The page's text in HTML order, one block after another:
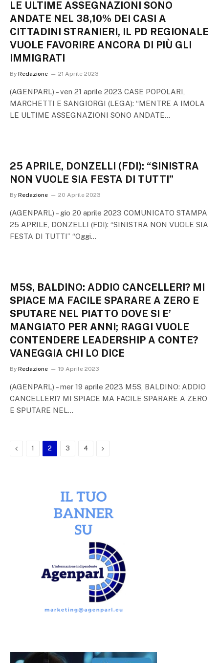
LE ULTIME ASSEGNAZIONI SONO
ANDATE NEL 38,10% DEI CASI A
CITTADINI STRANIERI, IL PD REGIONALE
VUOLE FAVORIRE ANCORA DI PIÙ GLI
IMMIGRATI
By Redazione 21 Aprile 2023
(AGENPARL) – ven 21 aprile 2023 CASE POPOLARI,
MARCHETTI E SANGIORGI (LEGA): “MENTRE A IMOLA
LE ULTIME ASSEGNAZIONI SONO ANDATE…
25 APRILE, DONZELLI (FDI): “SINISTRA
NON VUOLE SIA FESTA DI TUTTI”
By Redazione 20 Aprile 2023
(AGENPARL) – gio 20 aprile 2023 COMUNICATO STAMPA
25 APRILE, DONZELLI (FDI): “SINISTRA NON VUOLE SIA
FESTA DI TUTTI” “Oggi…
M5S, BALDINO: ADDIO CANCELLERI? MI
SPIACE MA FACILE SPARARE A ZERO E
SPUTARE NEL PIATTO DOVE SI E’
MANGIATO PER ANNI; RAGGI VUOLE
CONTENDERE LEADERSHIP A CONTE?
VANEGGIA CHI LO DICE
By Redazione 19 Aprile 2023
(AGENPARL) – mer 19 aprile 2023 M5S, BALDINO: ADDIO
CANCELLERI? MI SPIACE MA FACILE SPARARE A ZERO
E SPUTARE NEL…
Previous
1 2 3 4 Next